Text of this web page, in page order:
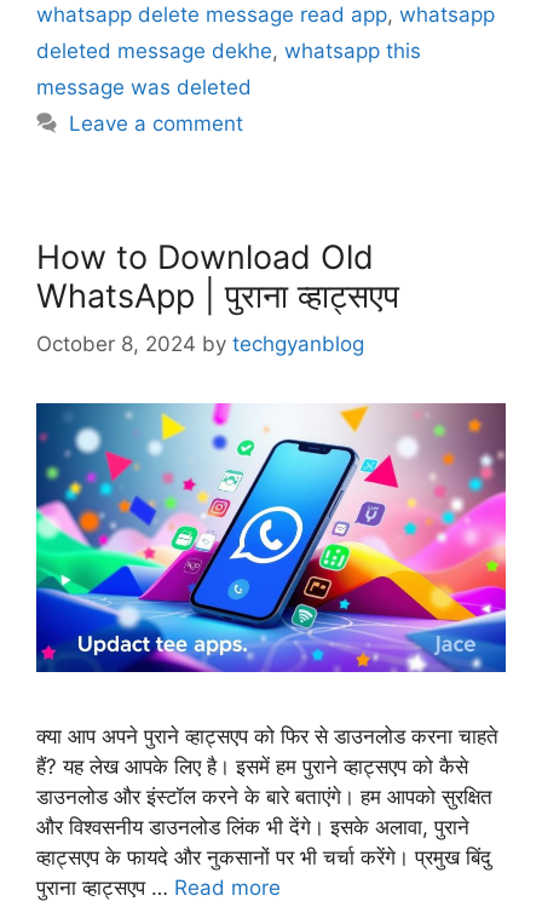
whatsapp delete message read app, whatsapp
deleted message dekhe, whatsapp this
message was deleted
Leave a comment
How to Download Old
WhatsApp | पुराना व्हाट्सएप
October 8, 2024 by techgyanblog
क्या आप अपने पुराने व्हाट्सएप को फिर से डाउनलोड करना चाहते
हैं? यह लेख आपके लिए है। इसमें हम पुराने व्हाट्सएप को कैसे
डाउनलोड और इंस्टॉल करने के बारे बताएंगे। हम आपको सुरक्षित
और विश्वसनीय डाउनलोड लिंक भी देंगे। इसके अलावा, पुराने
व्हाट्सएप के फायदे और नुकसानों पर भी चर्चा करेंगे। प्रमुख बिंदु
पुराना व्हाट्सएप … Read more